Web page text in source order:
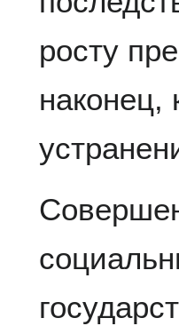
росту
наконец,